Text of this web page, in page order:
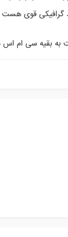
قوی هست
به بقیه سی ام